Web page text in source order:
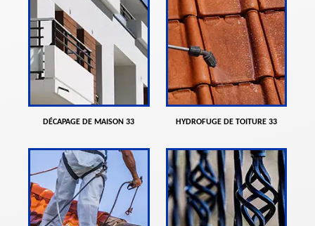
DÉCAPAGE DE MAISON 33 HYDROFUGE DE TOITURE 33